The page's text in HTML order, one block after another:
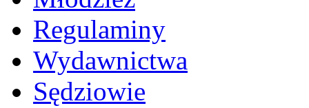
Regulaminy
Wydawnictwa
Sędziowie